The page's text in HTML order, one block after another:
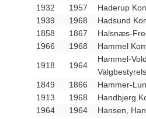
1932
1957
Haderup
1939
1968
Hadsund
1858
1867
Halsnæs-
1966
1968 Hammel
1918 1964
Hammel-
1849
1866
Hammer-
1913
1968
Handbjerg
1964
1964 Hansen,